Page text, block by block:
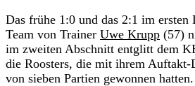
Das frühe 1:0 und das 2:1 im
Team von Trainer Uwe Krupp (57)
im zweiten Abschnitt entglitt dem
die Roosters, die mit ihrem Auftakt-
von sieben Partien gewonnen hatten.